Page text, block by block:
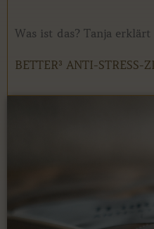
Was ist das? Tanja erklärt
BETTER³ ANTI-STRESS-